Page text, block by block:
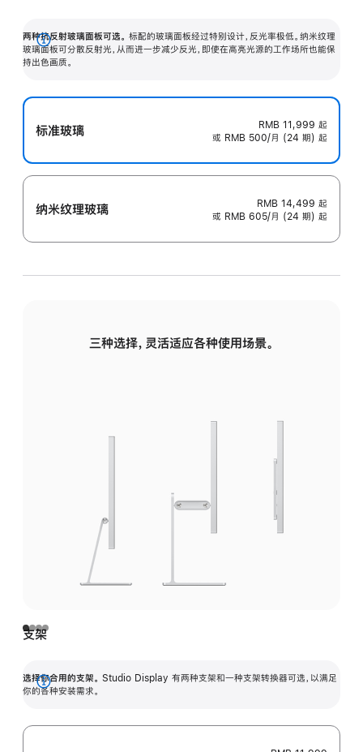
两种抗反射玻璃面板可选。 标配的玻璃面板经过特别设计，反光率极低。纳米纹理
玻璃面板可分散反射光，从而进一步减少反光，即使在高亮光源的工作场所也能保
持出色画质。
展
开
标准玻璃 RMB 11,999 起
或 RMB 500/月 (24 期) 起
纳米纹理玻璃 RMB 14,499 起
或 RMB 605/月 (24 期) 起
三种选择，灵活适应各种使用场景。
支架
选择你合用的支架。 Studio Display 有两种支架和一种支架转换器可选，以满足
你的各种安装需求。
展